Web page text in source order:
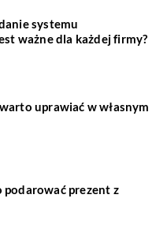
systemu
ważne dla każdej firmy?
uprawiać w własnym
podarować prezent z